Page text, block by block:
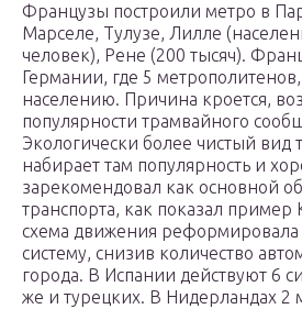
Французы построили метро в
Марселе, Тулузе, Лилле
человек), Рене (200 тысяч).
Германии, где 5
населению. Причина кроется,
популярности трамвайного
Экологически более чистый вид
набирает там популярность и
зарекомендовал как основной
транспорта, как показал пример
схема движения реформировала
систему, снизив количество
города. В Испании действуют 6
же и турецких. В Нидерландах 2